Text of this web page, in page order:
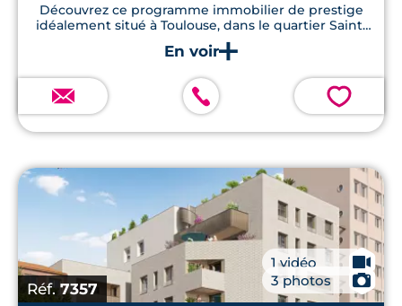
Découvrez ce programme immobilier de prestige
idéalement situé à Toulouse, dans le quartier Saint-
Cyprien/Bourrassol. Profitez de logements modernes
avec terrasses en bois, jardins privatifs, et respectant
💗
Réf.7357
1 vidéo 🎥
3 photos
📷